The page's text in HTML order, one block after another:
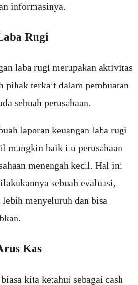
informasinya.
Rugi
laba rugi merupakan aktivitas
pihak terkait dalam pembuatan
sebuah perusahaan.
laporan keuangan laba rugi
mungkin baik itu perusahaan
menengah kecil. Hal ini
sebuah evaluasi,
lebih menyeluruh dan bisa
Kas
kita ketahui sebagai cash